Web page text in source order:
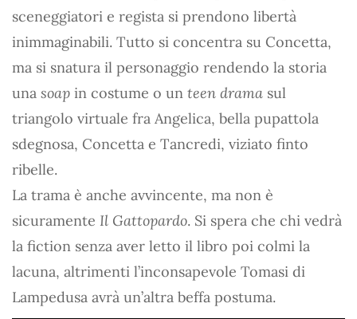
sceneggiatori e regista si prendono libertà
inimmaginabili. Tutto si concentra su Concetta,
ma si snatura il personaggio rendendo la storia
una soap in costume o un teen drama sul
triangolo virtuale fra Angelica, bella pupattola
sdegnosa, Concetta e Tancredi, viziato finto
ribelle.
La trama è anche avvincente, ma non è
sicuramente Il Gattopardo. Si spera che chi vedrà
la fiction senza aver letto il libro poi colmi la
lacuna, altrimenti l’inconsapevole Tomasi di
Lampedusa avrà un’altra beffa postuma.